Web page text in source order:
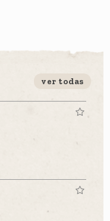
ver todas